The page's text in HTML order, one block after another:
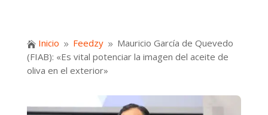
 Inicio 9 Feedzy 9 Mauricio García de Quevedo
(FIAB): «Es vital potenciar la imagen del aceite de
oliva en el exterior»